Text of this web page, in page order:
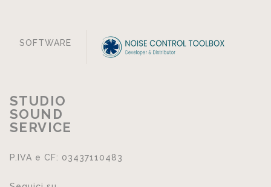
SOFTWARE
STUDIO
SOUND
SERVICE
P.IVA e CF: 03437110483